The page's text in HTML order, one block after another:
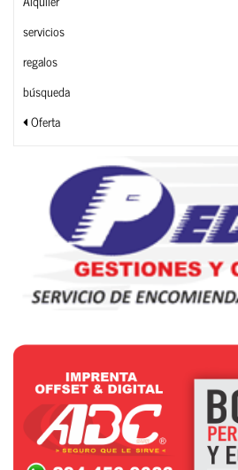
servicios
regalos
búsqueda
Oferta